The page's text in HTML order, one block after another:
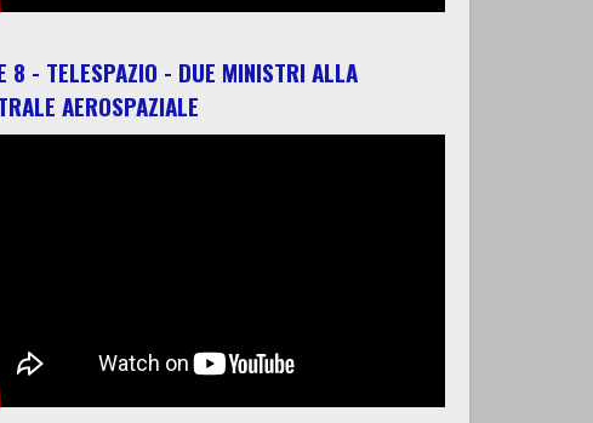
8 - TELESPAZIO - DUE MINISTRI ALLA
AEROSPAZIALE